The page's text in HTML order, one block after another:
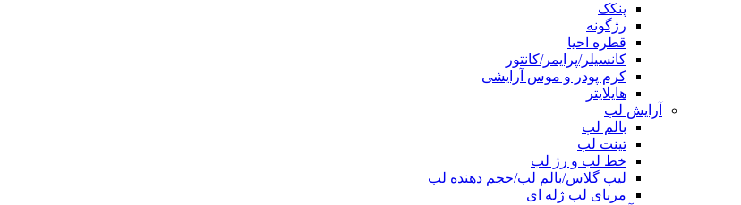
پنکک
رژگونه
قطره احیا
کانسیلر/پرایمر/کانتور
کرم پودر و موس آرایشی
هایلایتر
آرایش لب
بالم لب
تینت لب
خط لب و رژ لب
لیپ گلاس/بالم لب/حجم دهنده لب
مربای لب ژله ای